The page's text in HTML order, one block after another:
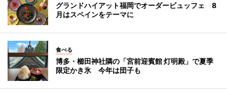
グランドハイアット福岡でオーダービュッフェ 8
月はスペインをテーマに
食べる
博多・櫛田神社隣の「宮前迎賓館 灯明殿」で夏季
限定かき氷 今年は団子も